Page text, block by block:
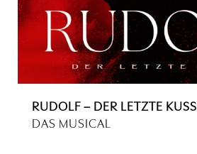
RUDOLF – DER LETZTE KUSS
DAS MUSICAL